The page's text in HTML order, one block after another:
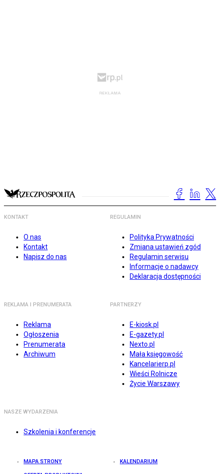
KONTAKT
O nas
Kontakt
Napisz do nas
REGULAMIN
Polityka Prywatności
Zmiana ustawień zgód
Regulamin serwisu
Informacje o nadawcy
Deklaracja dostępności
REKLAMA I PRENUMERATA
Reklama
Ogłoszenia
Prenumerata
Archiwum
PARTNERZY
E-kiosk.pl
E-gazety.pl
Nexto.pl
Mała księgowość
Kancelarierp.pl
Wieści Rolnicze
Życie Warszawy
NASZE WYDARZENIA
Szkolenia i konferencje
MAPA STRONY KALENDARIUM